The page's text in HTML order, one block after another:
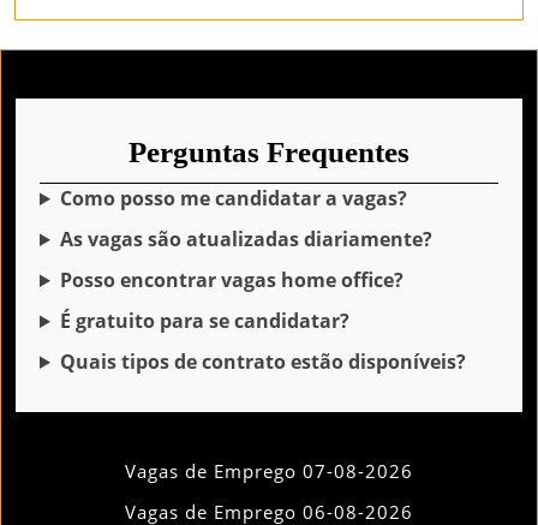
page
Perguntas Frequentes
Como posso me candidatar a vagas?
As vagas são atualizadas diariamente?
Posso encontrar vagas home office?
É gratuito para se candidatar?
Quais tipos de contrato estão disponíveis?
Vagas de Emprego 07-08-2026
Vagas de Emprego 06-08-2026